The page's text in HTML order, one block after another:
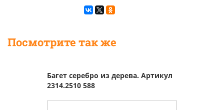
Посмотрите так же
Багет серебро из дерева. Артикул
2314.2510 588